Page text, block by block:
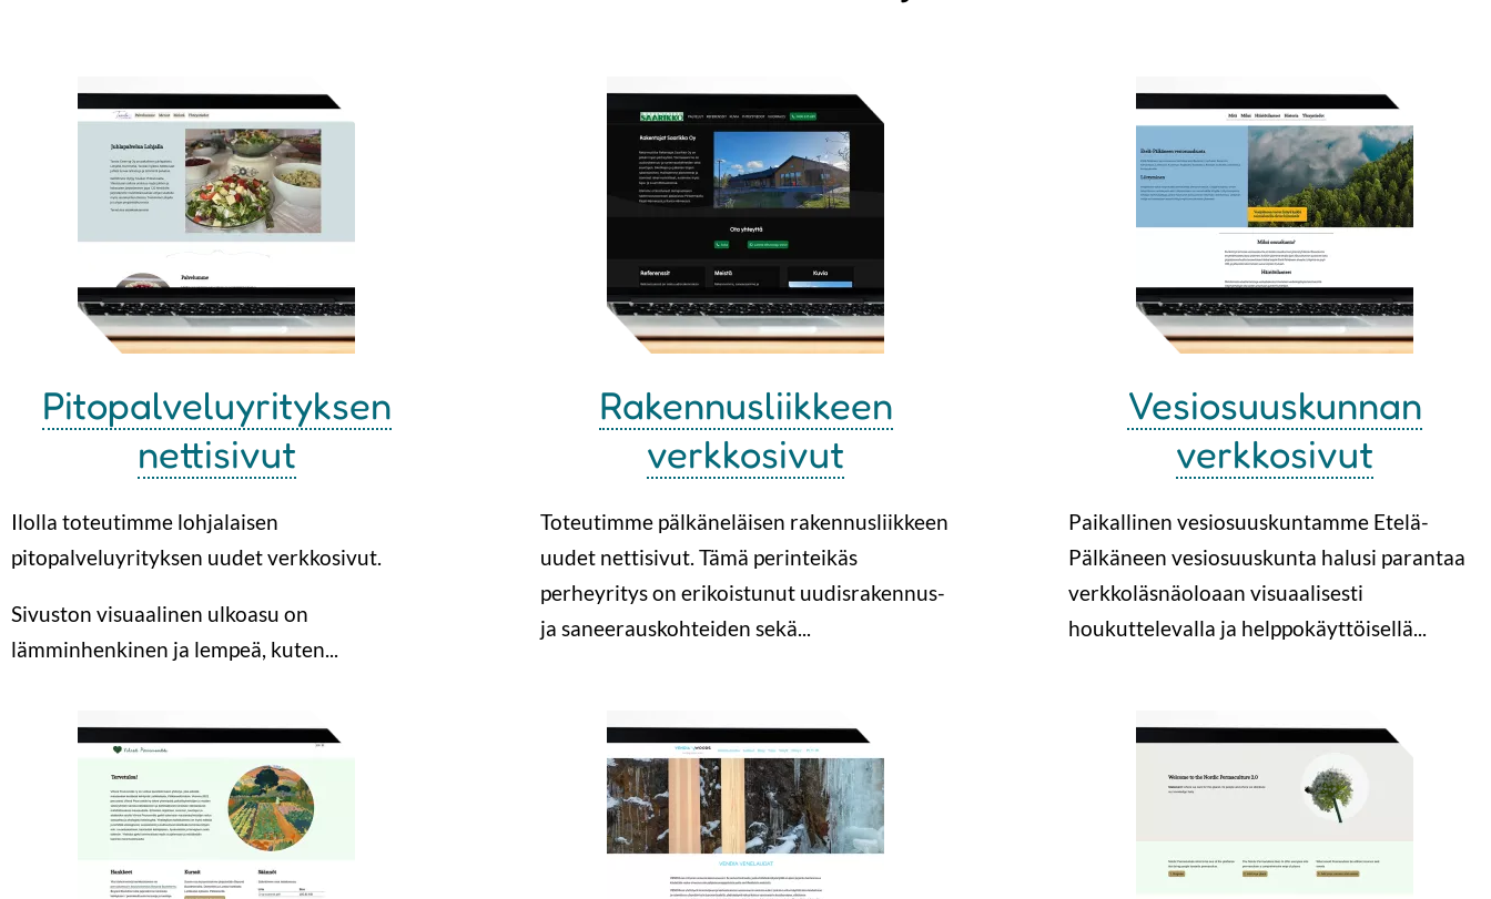
Pitopalveluyrityksen
nettisivut
Ilolla toteutimme lohjalaisen
pitopalveluyrityksen uudet verkkosivut.
Sivuston visuaalinen ulkoasu on
lämminhenkinen ja lempeä, kuten...
Rakennusliikkeen
verkkosivut
Toteutimme pälkäneläisen rakennusliikkeen
uudet nettisivut. Tämä perinteikäs
perheyritys on erikoistunut uudisrakennus-
ja saneerauskohteiden sekä...
Vesiosuuskunnan
verkkosivut
Paikallinen vesiosuuskuntamme Etelä-
Pälkäneen vesiosuuskunta halusi parantaa
verkkoläsnäoloaan visuaalisesti
houkuttelevalla ja helppokäyttöisellä...